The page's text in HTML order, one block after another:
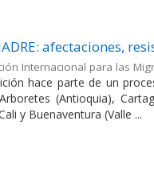
afectaciones,
Internacional para las
hace parte de un
(Antioquia),
y Buenaventura (Valle ...